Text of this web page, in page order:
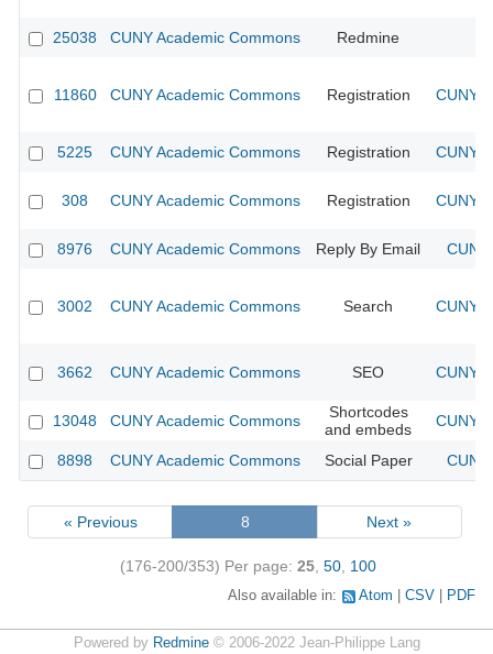
25038 CUNY Academic Commons Redmine
11860 CUNY Academic Commons Registration CUNY
5225 CUNY Academic Commons Registration CUNY
308 CUNY Academic Commons Registration CUNY
8976 CUNY Academic Commons Reply By Email
3002 CUNY Academic Commons Search CUNY
3662 CUNY Academic Commons SEO CUNY
13048 CUNY Academic Commons
Shortcodes
and embeds
CUNY
8898 CUNY Academic Commons Social Paper
« Previous 8 Next »
(176-200/353) Per page: 25 50 100
Also available in: Atom CSV PDF
Powered by Redmine© 2006-2022 Jean-Philippe Lang